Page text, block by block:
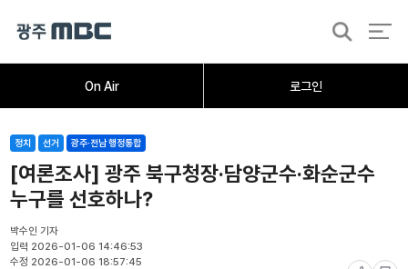
On Air 로그인
검
오늘의뉴스뉴스데스크 취재가시작되자
정치 선거 광주·전남 행정통합
[여론조사] 광주 북구청장·담양군수·화순군수
누구를 선호하나?
박수인 기자
입력 2026-01-06 14:46:53
수정 2026-01-06 18:57:45